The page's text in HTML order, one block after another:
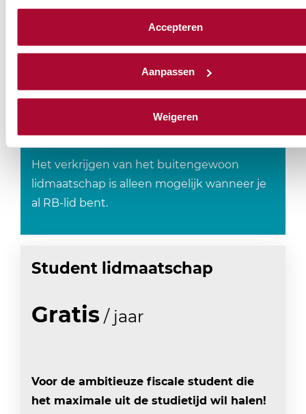
23 derdendie uw gegevens kunnen
ontvangen en verwerken.
Accepteren
Aanpassen
Weigeren
discussieforum
Persoonlijk ‘Mijn RB-profiel’
Belangenbehartiging
Lees meer voordelen
Bekijk de voorwaarden
Het verkrijgen van het buitengewoon
lidmaatschap is alleen mogelijk wanneer je
al RB-lid bent.
Student lidmaatschap
Gratis / jaar
Voor de ambitieuze fiscale student die
het maximale uit de studietijd wil halen!